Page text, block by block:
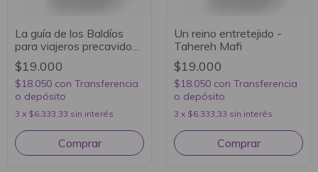
La guía de los Baldíos
para viajeros precavidos
- Sarah Brooks
$19.000
$18.050 con Transferencia
o depósito
3 x $6.333,33 sin interés
Un reino entretejido -
Tahereh Mafi
$19.000
$18.050 con Transferencia
o depósito
3 x $6.333,33 sin interés